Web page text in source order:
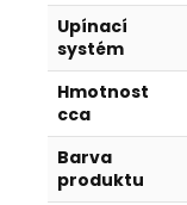
Upínací
systém
Hmotnost
cca
Barva
produktu